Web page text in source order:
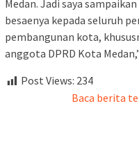
Medan. Jadi saya
besaenya kepada seluruh
pembangunan kota,
anggota DPRD Kota
Post Views: 234
Baca berita